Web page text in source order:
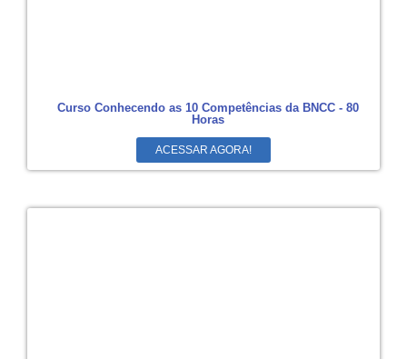
Curso Conhecendo as 10 Competências da BNCC - 80
Horas
ACESSAR AGORA!